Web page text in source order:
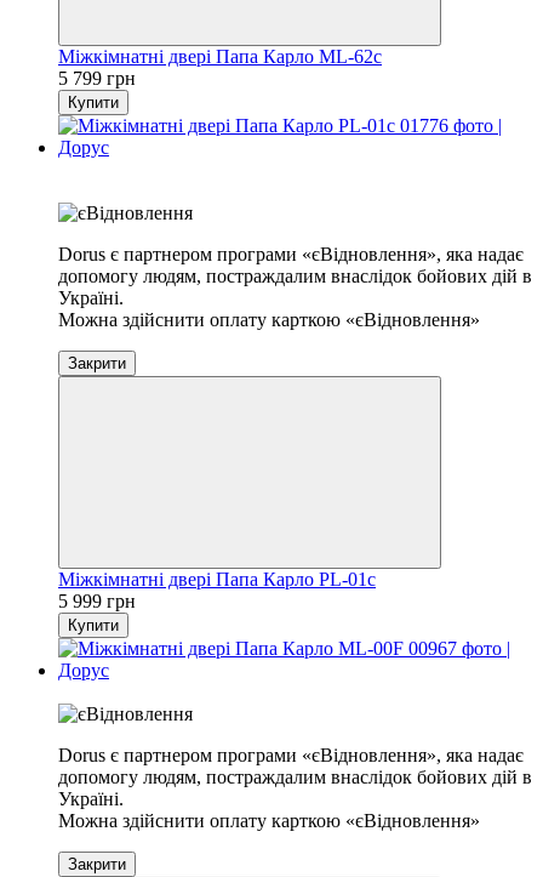
Міжкімнатні двері Папа Карло ML-62c
5 799 грн
Купити
Dorus є партнером програми «єВідновлення», яка надає
допомогу людям, постраждалим внаслідок бойових дій в
Україні.
Можна здійснити оплату карткою «єВідновлення»
Закрити
Міжкімнатні двері Папа Карло PL-01c
5 999 грн
Купити
Dorus є партнером програми «єВідновлення», яка надає
допомогу людям, постраждалим внаслідок бойових дій в
Україні.
Можна здійснити оплату карткою «єВідновлення»
Закрити